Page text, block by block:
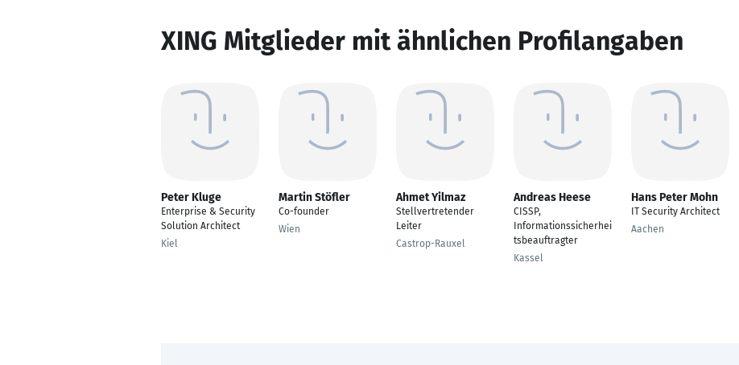
XING Mitglieder mit ähnlichen Profilangaben
Peter Kluge
Enterprise & Security
Solution Architect
Kiel
Martin Stöfler
Co-founder
Wien
Ahmet Yilmaz
Stellvertretender
Leiter
Castrop-Rauxel
Andreas Heese
CISSP,
Informationssicherhei
tsbeauftragter
Kassel
Hans Peter Mohn
IT Security Architect
Aachen